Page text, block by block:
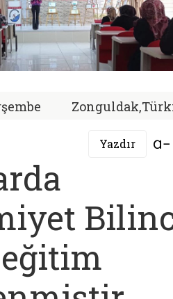
Yazdır